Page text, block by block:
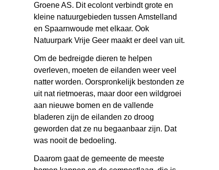
Groene AS. Dit ecolont verbindt grote en
kleine natuurgebieden tussen Amstelland
en Spaarnwoude met elkaar. Ook
Natuurpark Vrije Geer maakt er deel van uit.
Om de bedreigde dieren te helpen
overleven, moeten de eilanden weer veel
natter worden. Oorspronkelijk bestonden ze
uit nat rietmoeras, maar door een wildgroei
aan nieuwe bomen en de vallende
bladeren zijn de eilanden zo droog
geworden dat ze nu begaanbaar zijn. Dat
was nooit de bedoeling.
Daarom gaat de gemeente de meeste